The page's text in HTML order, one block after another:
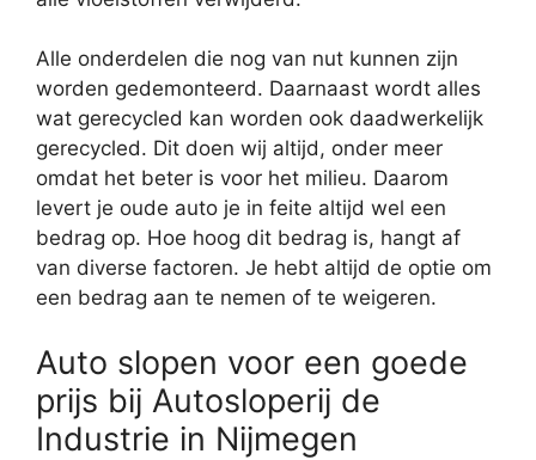
Alle onderdelen die nog van nut kunnen zijn
worden gedemonteerd. Daarnaast wordt alles
wat gerecycled kan worden ook daadwerkelijk
gerecycled. Dit doen wij altijd, onder meer
omdat het beter is voor het milieu. Daarom
levert je oude auto je in feite altijd wel een
bedrag op. Hoe hoog dit bedrag is, hangt af
van diverse factoren. Je hebt altijd de optie om
een bedrag aan te nemen of te weigeren.
Auto slopen voor een goede
prijs bij Autosloperij de
Industrie in Nijmegen